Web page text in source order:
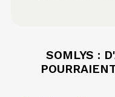
SOMLYS :